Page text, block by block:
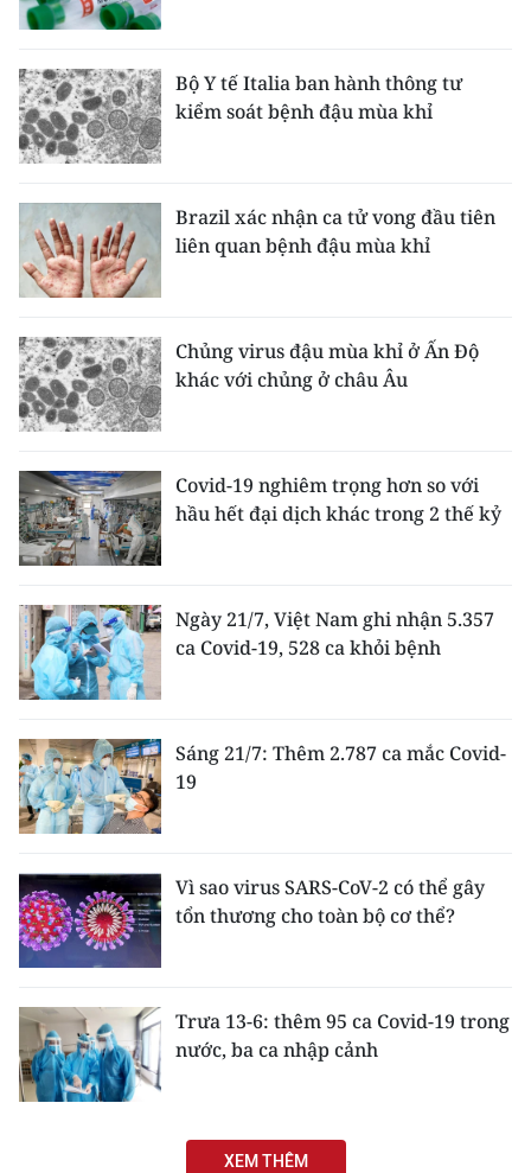
MUA BÁO
ĐỌC BÁO IN
ENGLISH
中文
FRANÇAIS
ESPAÑOL
Bộ Y tế Italia ban hành thông tư
kiểm soát bệnh đậu mùa khỉ
Brazil xác nhận ca tử vong đầu tiên
liên quan bệnh đậu mùa khỉ
Chủng virus đậu mùa khỉ ở Ấn Độ
khác với chủng ở châu Âu
Covid-19 nghiêm trọng hơn so với
hầu hết đại dịch khác trong 2 thế kỷ
Ngày 21/7, Việt Nam ghi nhận 5.357
ca Covid-19, 528 ca khỏi bệnh
Sáng 21/7: Thêm 2.787 ca mắc Covid-
19
Vì sao virus SARS-CoV-2 có thể gây
tổn thương cho toàn bộ cơ thể?
Trưa 13-6: thêm 95 ca Covid-19 trong
nước, ba ca nhập cảnh
XEM THÊM